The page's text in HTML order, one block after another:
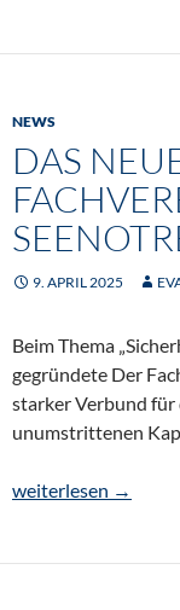
NEWS
DAS
9. APRIL 2025
Beim Thema
gegründete Der
starker Verbund für
unumstrittenen
Das neue Image-
weiterlesen →